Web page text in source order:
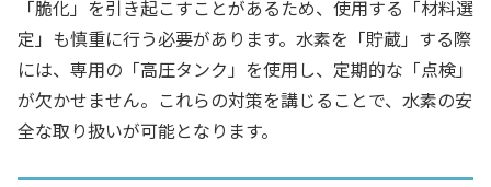
「脆化」を引き起こすことがあるため、使用する「材料選
定」も慎重に行う必要があります。水素を「貯蔵」する際
には、専用の「高圧タンク」を使用し、定期的な「点検」
が欠かせません。これらの対策を講じることで、水素の安
全な取り扱いが可能となります。